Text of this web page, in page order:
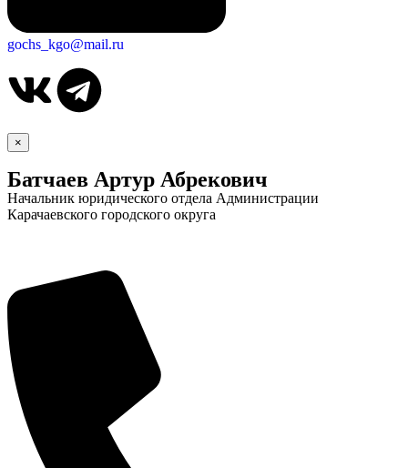
gochs_kgo@mail.ru
×
Батчаев Артур Абрекович
Начальник юридического отдела Администрации
Карачаевского городского округа